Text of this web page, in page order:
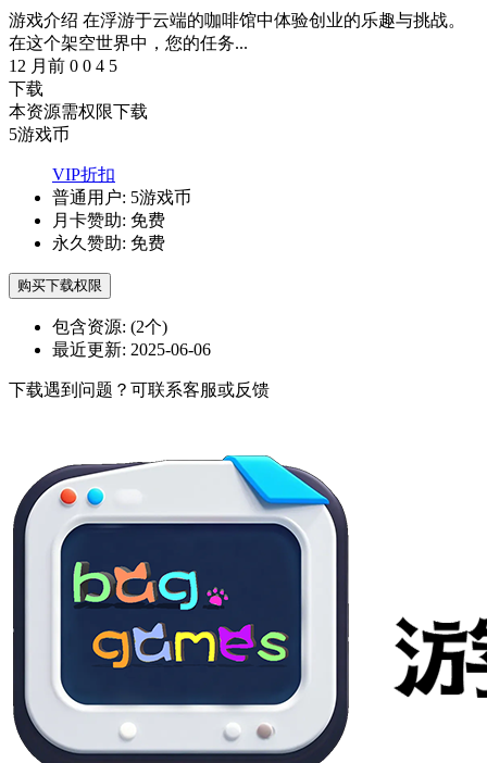
游戏介绍 在浮游于云端的咖啡馆中体验创业的乐趣与挑战。
在这个架空世界中，您的任务...
12 月前 0 0 4 5
下载
本资源需权限下载
5游戏币
VIP折扣
普通用户: 5游戏币
月卡赞助: 免费
永久赞助: 免费
购买下载权限
包含资源: (2个)
最近更新: 2025-06-06
下载遇到问题？可联系客服或反馈